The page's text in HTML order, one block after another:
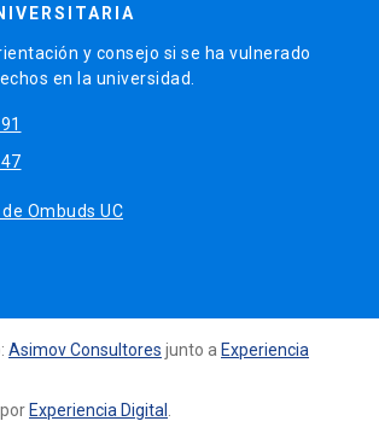
y consejo si se ha vulnerado
en la universidad.
Ombuds UC
Asimov Consultores junto a Experiencia
Experiencia Digital